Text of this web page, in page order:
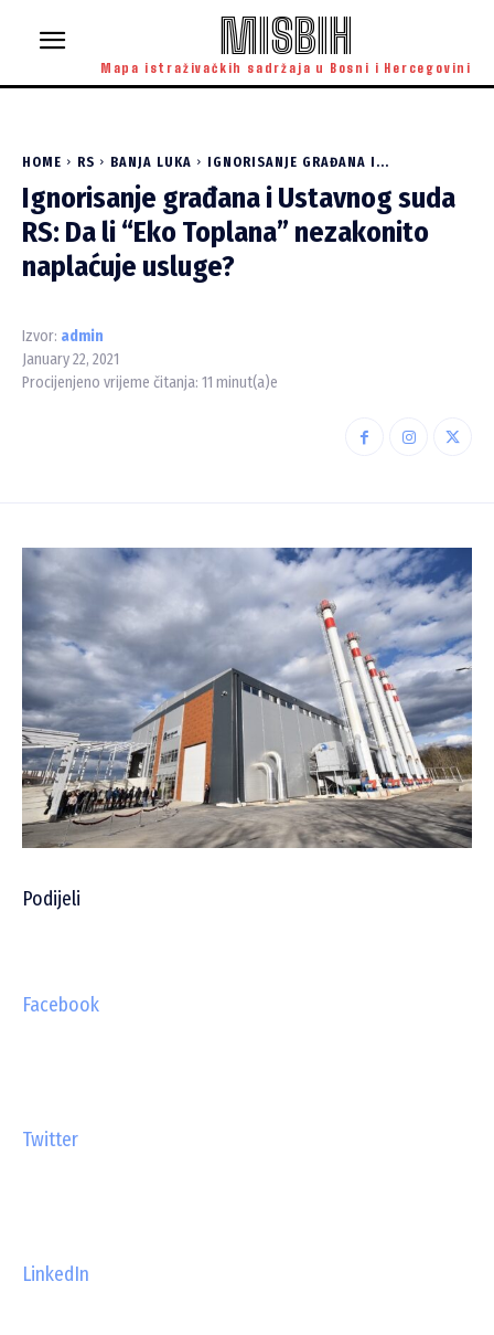
MISBIH
Mapa istraživačkih sadržaja u Bosni i Hercegovini
HOME RS BANJA LUKA IGNORISANJE GRAĐANA I...
Ignorisanje građana i Ustavnog suda
RS: Da li “Eko Toplana” nezakonito
naplaćuje usluge?
Izvor: admin
January 22, 2021
Procijenjeno vrijeme čitanja: 11 minut(a)e
Podijeli
Facebook
Twitter
LinkedIn